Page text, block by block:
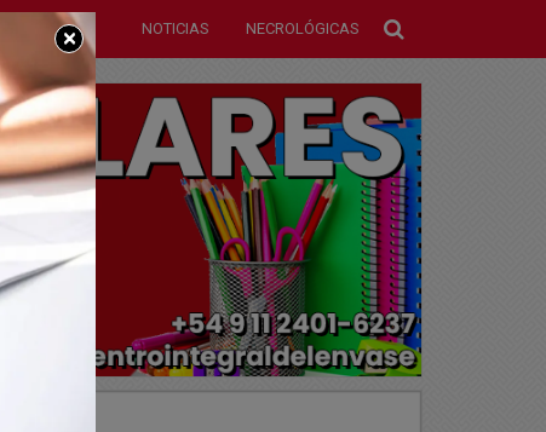
× NOTICIAS NECROLÓGICAS